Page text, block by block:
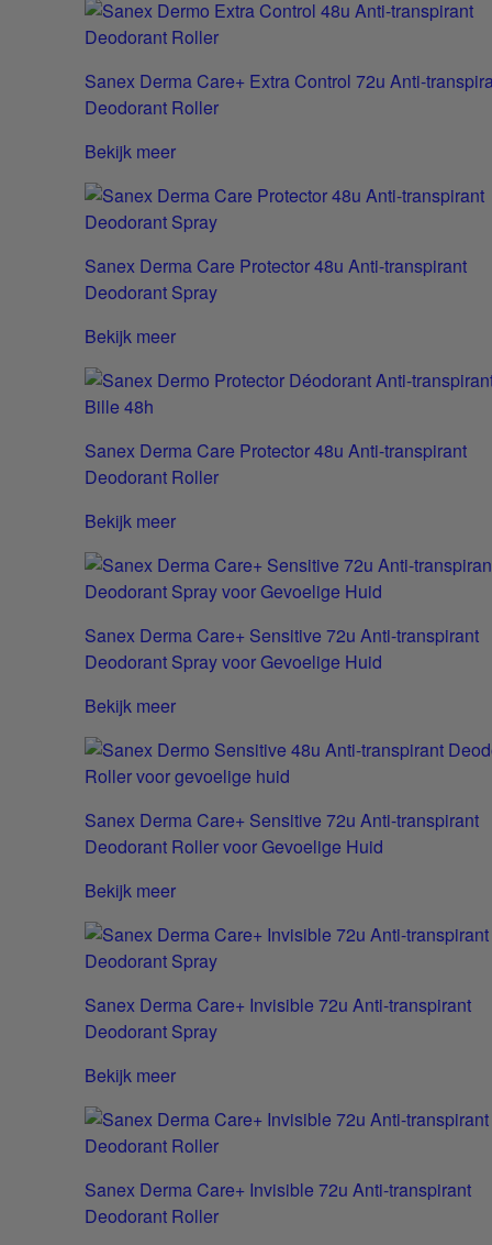
Sanex Derma Care+ Extra Control 72u Anti-
Deodorant Roller
Bekijk meer
Sanex Derma Care Protector 48u Anti-transpirant
Deodorant Spray
Bekijk meer
Sanex Derma Care Protector 48u Anti-transpirant
Deodorant Roller
Bekijk meer
Sanex Derma Care+ Sensitive 72u Anti-transpirant
Deodorant Spray voor Gevoelige Huid
Bekijk meer
Sanex Derma Care+ Sensitive 72u Anti-transpirant
Deodorant Roller voor Gevoelige Huid
Bekijk meer
Sanex Derma Care+ Invisible 72u Anti-transpirant
Deodorant Spray
Bekijk meer
Sanex Derma Care+ Invisible 72u Anti-transpirant
Deodorant Roller